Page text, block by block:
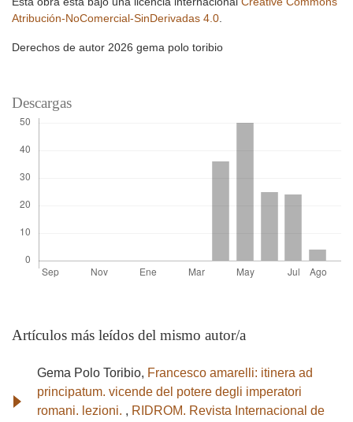
Atribución-NoComercial-SinDerivadas 4.0.
Derechos de autor 2026 gema polo toribio
Descargas
Artículos más leídos del mismo autor/a
Gema Polo Toribio, Francesco amarelli: itinera ad
principatum. vicende del potere degli imperatori
romani. lezioni. , RIDROM. Revista Internacional de